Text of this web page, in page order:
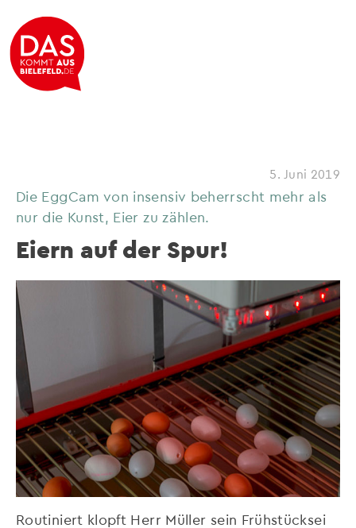
5. Juni 2019
Die EggCam von insensiv beherrscht mehr als
nur die Kunst, Eier zu zählen.
Eiern auf der Spur!
Routiniert klopft Herr Müller sein Frühstücksei